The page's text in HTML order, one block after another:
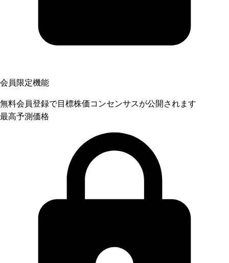
会員限定機能
無料会員登録で目標株価コンセンサスが公開されます
最高予測価格